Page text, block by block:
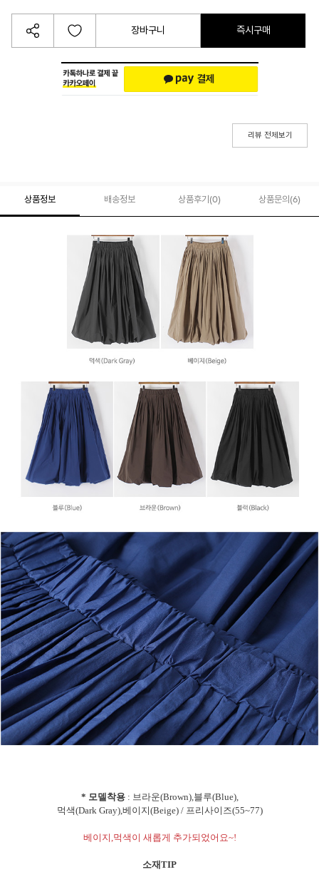
장바구니 즉시구매
리뷰 전체보기
상품정보 배송정보 상품후기(0) 상품문의 (6)
* 모델착용: 브라운(Brown),블루(Blue),
먹색(Dark Gray),베이지(Beige) / 프리사이즈(55~77)
베이지,먹색이 새롭게 추가되었어요~!
소재TIP